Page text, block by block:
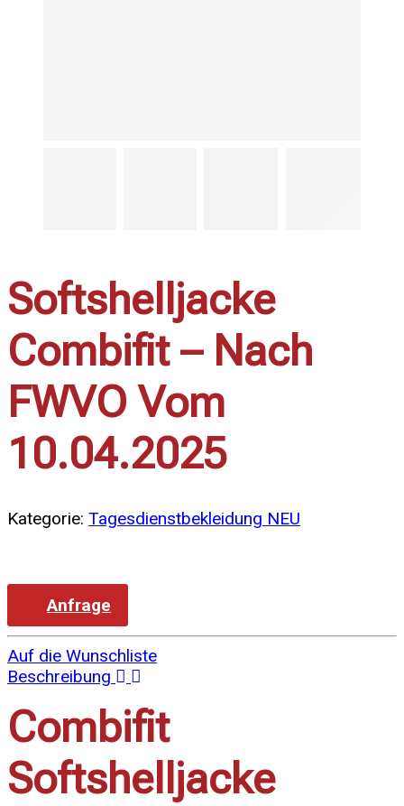
Softshelljacke
Combifit – Nach
FWVO Vom
10.04.2025
Kategorie: Tagesdienstbekleidung NEU
Anfrage
Auf die Wunschliste
Beschreibung
Combifit
Softshelljacke